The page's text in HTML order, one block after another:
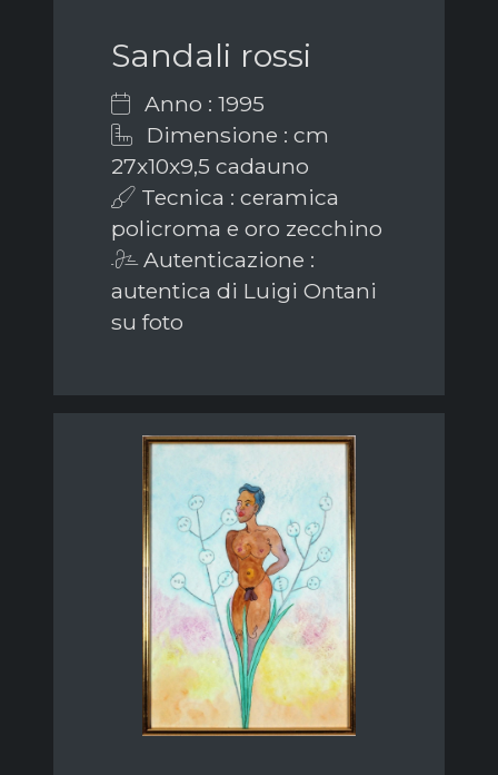
Sandali rossi
Anno : 1995
Dimensione : cm
27x10x9,5 cadauno
Tecnica : ceramica
policroma e oro zecchino
Autenticazione :
autentica di Luigi Ontani
su foto